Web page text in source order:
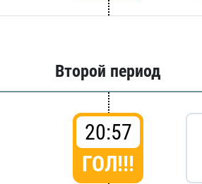
Второй период
20:57
ГОЛ!!!